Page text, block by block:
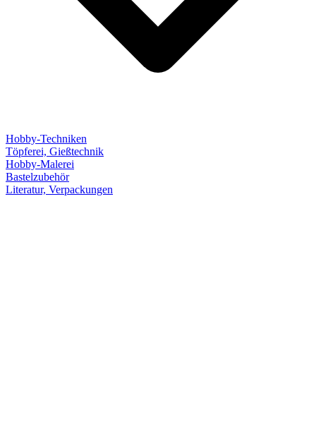
Hobby-Techniken
Töpferei, Gießtechnik
Hobby-Malerei
Bastelzubehör
Literatur, Verpackungen